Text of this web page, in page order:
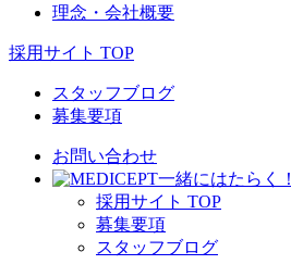
理念・会社概要
採用サイト TOP
スタッフブログ
募集要項
お問い合わせ
⼀緒にはたらく！
採⽤サイト TOP
募集要項
スタッフブログ